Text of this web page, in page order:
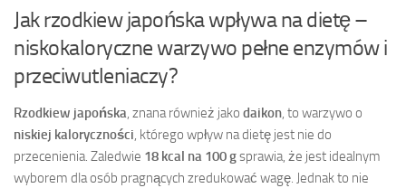
Jak rzodkiew japońska wpływa na dietę –
niskokaloryczne warzywo pełne enzymów i
przeciwutleniaczy?
Rzodkiew japońska, znana również jako daikon, to warzywo o
niskiej kaloryczności, którego wpływ na dietę jest nie do
przecenienia. Zaledwie 18 kcal na 100 gsprawia, że jest idealnym
wyborem dla osób pragnących zredukować wagę. Jednak to nie